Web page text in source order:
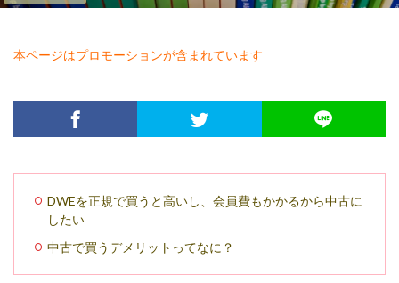
本ページはプロモーションが含まれています
DWEを正規で買うと高いし、会員費もかかるから中古に
したい
中古で買うデメリットってなに？